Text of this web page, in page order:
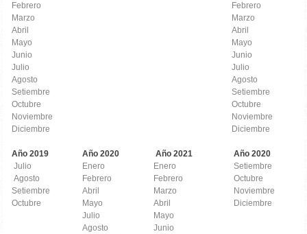
Febrero
Febrero
Marzo
Marzo
Abril
Abril
Mayo
Mayo
Junio
Junio
Julio
Julio
Agosto
Agosto
Setiembre
Setiembre
Octubre
Octubre
Noviembre
Noviembre
Diciembre
Diciembre
Año 2019 Año 2020 Año 2021
Año 2020
Julio
Enero Enero
Setiembre
Agosto
Febrero Febrero
Octubre
Setiembre
Abril Marzo
Noviembre
Octubre
Mayo Abril
Diciembre
Julio
Mayo
Agosto
Junio